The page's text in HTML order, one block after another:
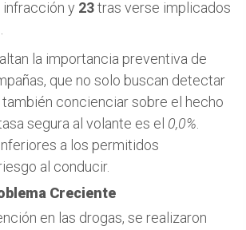
y 23tras verse implicados
la importancia preventiva de
que no solo buscan detectar
concienciar sobre el hecho
segura al volante es el 0,0%
a los permitidos
al conducir.
Creciente
en las drogas, se realizaron